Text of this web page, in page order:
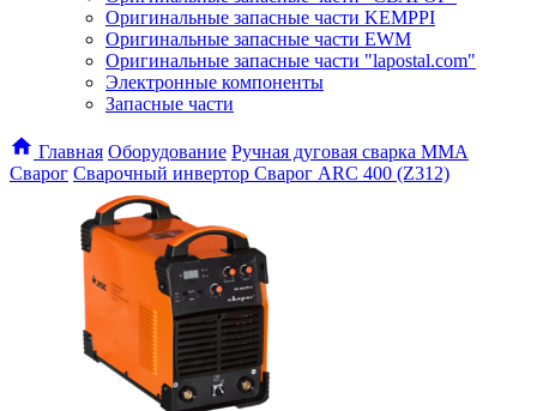
Оригинальные запасные части KEMPPI
Оригинальные запасные части EWM
Оригинальные запасные части "lapostal.com"
Электронные компоненты
Запасные части
Главная Оборудование Ручная дуговая сварка ММА
Сварог Cварочный инвертор Сварог ARC 400 (Z312)